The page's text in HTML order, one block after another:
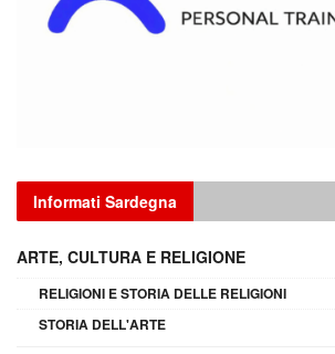
Informati Sardegna
ARTE, CULTURA E RELIGIONE
RELIGIONI E STORIA DELLE RELIGIONI
STORIA DELL'ARTE